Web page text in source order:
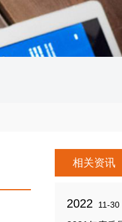
相关资讯
2022 11-30